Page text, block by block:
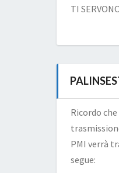
TI
Ricordo che
PMI verrà
segue: